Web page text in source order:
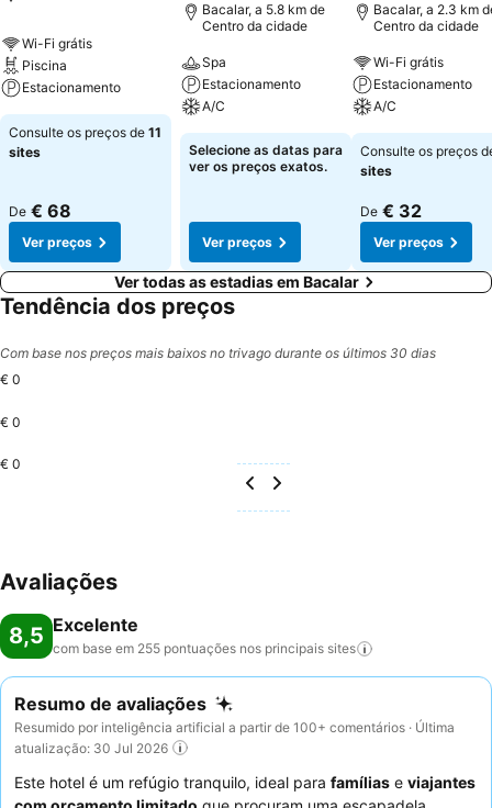
Wi-Fi grátis
Piscina
Estacionamento
Consulte os preços de 11
sites
De € 68
Ver preços
Bacalar, a 5.8 km de
Centro da cidade
Spa
Estacionamento
A/C
Selecione as datas para
ver os preços exatos.
Ver preços
Bacalar, a 2.3 km
Centro da cidade
Wi-Fi grátis
Estacionamento
A/C
Consulte os preços
sites
De € 32
Ver preços
Ver todas as estadias em Bacalar
Tendência dos preços
Com base nos preços mais baixos no trivago durante os últimos 30 dias
€ 0
€ 0
€ 0
Avaliações
8,5 Excelente
com base em 255 pontuações nos principais sites
Resumo de avaliações
Resumido por inteligência artificial a partir de 100+ comentários · Última
atualização: 30 Jul 2026
Este hotel é um refúgio tranquilo, ideal para famílias e viajantes